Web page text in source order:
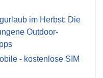
im Herbst: Die
Outdoor-
- kostenlose SIM